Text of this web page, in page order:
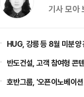
기사 모아
HUG, 강릉 등 8월 미분양
반도건설, 고객 참여형 콘
호반그룹, '오픈이노베이